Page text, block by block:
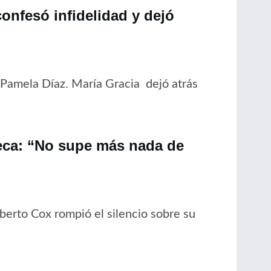
infidelidad y dejó
Díaz. María Gracia dejó atrás
“No supe más nada de
Cox rompió el silencio sobre su